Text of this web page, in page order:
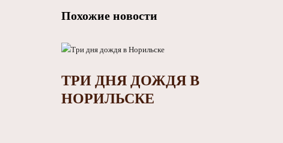
Похожие новости
ТРИ ДНЯ ДОЖДЯ В
НОРИЛЬСКЕ